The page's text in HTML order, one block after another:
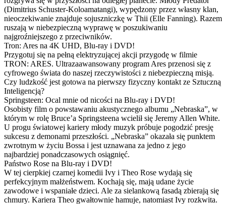
(Dimitrius Schuster-Koloamatangi), wypędzony przez własny klan,
nieoczekiwanie znajduje sojuszniczkę w Thii (Elle Fanning). Razem
ruszają w niebezpieczną wyprawę w poszukiwaniu
najgroźniejszego z przeciwników.
Tron: Ares na 4K UHD, Blu-ray i DVD!
Przygotuj się na pełną elektryzującej akcji przygodę w filmie
TRON: ARES. Ultrazaawansowany program Ares przenosi się z
cyfrowego świata do naszej rzeczywistości z niebezpieczną misją.
Czy ludzkość jest gotowa na pierwszy fizyczny kontakt ze Sztuczną
Inteligencją?
Springsteen: Ocal mnie od nicości na Blu-ray i DVD!
Osobisty film o powstawaniu akustycznego albumu „Nebraska”, w
którym w rolę Bruce’a Springsteena wcielił się Jeremy Allen White.
U progu światowej kariery młody muzyk próbuje pogodzić presję
sukcesu z demonami przeszłości. „Nebraska” okazała się punktem
zwrotnym w życiu Bossa i jest uznawana za jedno z jego
najbardziej ponadczasowych osiągnięć.
Państwo Rose na Blu-ray i DVD!
W tej cierpkiej czarnej komedii Ivy i Theo Rose wydają się
perfekcyjnym małżeństwem. Kochają się, mają udane życie
zawodowe i wspaniałe dzieci. Ale za sielankową fasadą zbierają się
chmury. Kariera Theo gwałtownie hamuje, natomiast Ivy rozkwita.